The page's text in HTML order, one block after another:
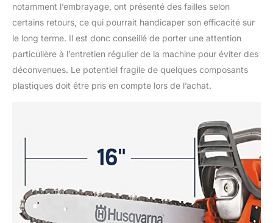
notamment l’embrayage, ont présenté des failles selon
certains retours, ce qui pourrait handicaper son efficacité sur
le long terme. Il est donc conseillé de porter une attention
particulière à l’entretien régulier de la machine pour éviter des
déconvenues. Le potentiel fragile de quelques composants
plastiques doit être pris en compte lors de l’achat.